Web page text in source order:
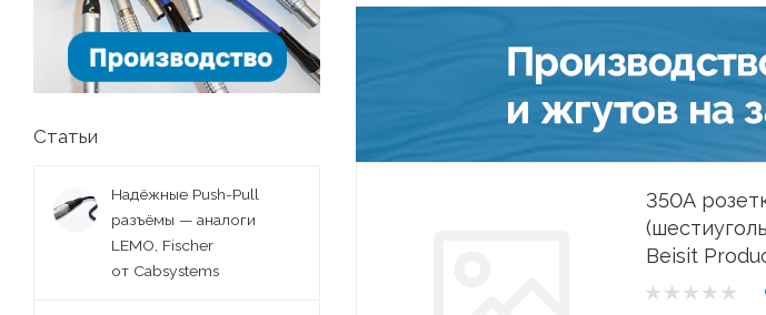
350А
Beisit
Статьи
Надёжные Push-Pull
разъёмы — аналоги
LEMO, Fischer
от Cabsystems